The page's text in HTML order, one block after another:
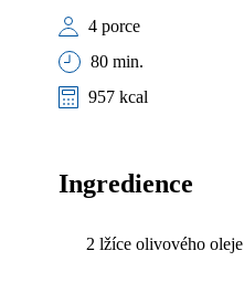
4 porce
80 min.
957 kcal
Ingredience
2 lžíce olivového oleje